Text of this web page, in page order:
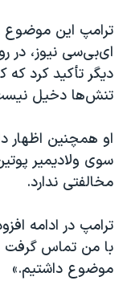
ترامپ این موضوع
ای‌بی‌سی نیوز، در
دیگر تأکید کرد
تنش‌ها دخیل
او همچنین اظهار
سوی ولادیمیر
مخالفتی ندارد.
ترامپ در ادامه
با من تماس گرفت
موضوع داشتیم.»